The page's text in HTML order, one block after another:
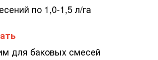
по 1,0-1,5 л/га
для баковых смесей